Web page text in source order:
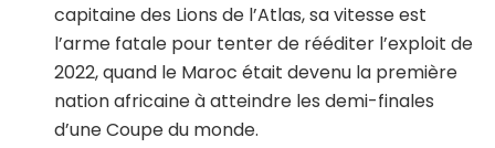
capitaine des Lions de l’Atlas, sa vitesse est
l’arme fatale pour tenter de rééditer l’exploit de
2022, quand le Maroc était devenu la première
nation africaine à atteindre les demi-finales
d’une Coupe du monde.